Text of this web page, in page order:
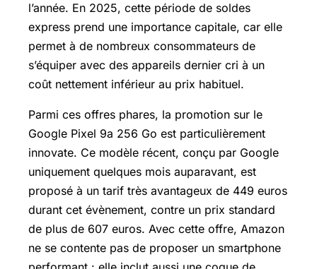
l’année. En 2025, cette période de soldes
express prend une importance capitale, car elle
permet à de nombreux consommateurs de
s’équiper avec des appareils dernier cri à un
coût nettement inférieur au prix habituel.
Parmi ces offres phares, la promotion sur le
Google Pixel 9a 256 Go est particulièrement
innovate. Ce modèle récent, conçu par Google
uniquement quelques mois auparavant, est
proposé à un tarif très avantageux de 449 euros
durant cet évènement, contre un prix standard
de plus de 607 euros. Avec cette offre, Amazon
ne se contente pas de proposer un smartphone